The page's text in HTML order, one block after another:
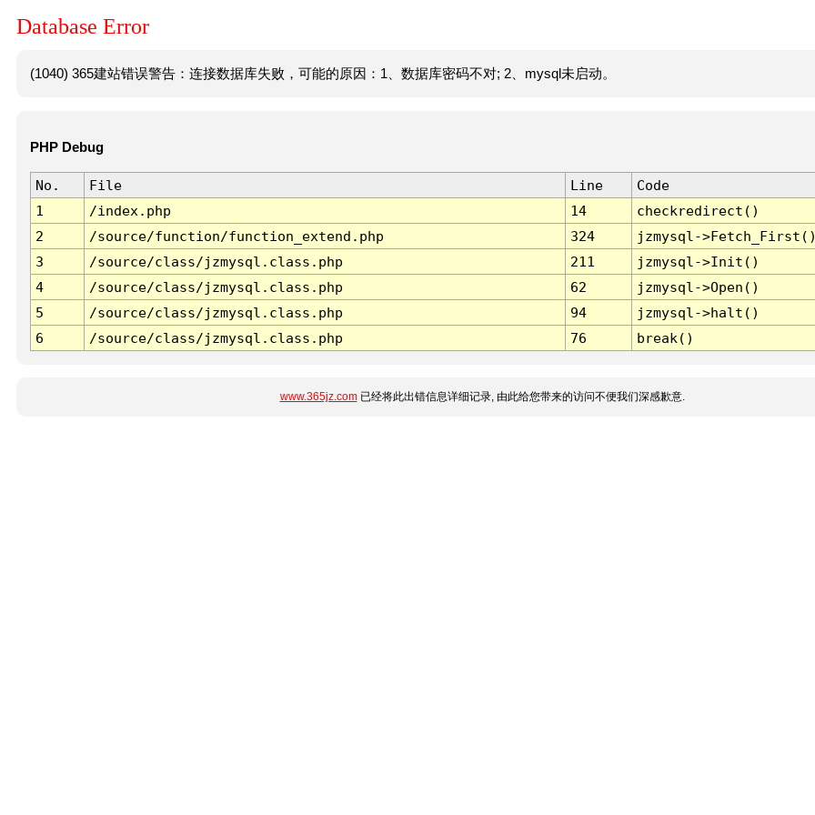
Database Error
(1040) 365建站错误警告：连接数据库失败，可能的原因：1、数据库密码不对; 2、mysql未启动。
PHP Debug
No. File Line
Code
1
/index.php 14
checkredirect()
2
/source/function/function_extend.php 324
jzmysql-
3
/source/class/jzmysql.class.php 211
jzmysql->Init()
4
/source/class/jzmysql.class.php 62
jzmysql->Open()
5
/source/class/jzmysql.class.php 94
jzmysql->halt()
6
/source/class/jzmysql.class.php 76 break()
www.365jz.com已经将此出错信息详细记录, 由此给您带来的访问不便我们深感歉意.